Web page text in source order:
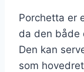
Porchetta er
da den både
Den kan
som